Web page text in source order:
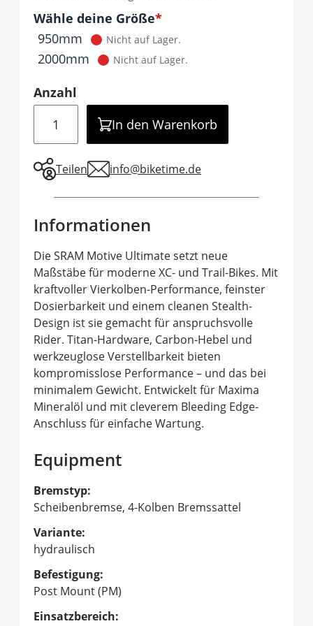
Optionen
Wähle deine Größe
It is required to select one of the available
950mm Nicht auf Lager.
2000mm Nicht auf Lager.
Anzahl
In den Warenkorb
Teilen info@biketime.de
Informationen
Die SRAM Motive Ultimate setzt neue
Maßstäbe für moderne XC- und Trail-Bikes. Mit
kraftvoller Vierkolben-Performance, feinster
Dosierbarkeit und einem cleanen Stealth-
Design ist sie gemacht für anspruchsvolle
Rider. Titan-Hardware, Carbon-Hebel und
werkzeuglose Verstellbarkeit bieten
kompromisslose Performance – und das bei
minimalem Gewicht. Entwickelt für Maxima
Mineralöl und mit cleverem Bleeding Edge-
Anschluss für einfache Wartung.
Equipment
Bremstyp:
Scheibenbremse, 4-Kolben Bremssattel
Variante:
hydraulisch
Befestigung:
Post Mount (PM)
Einsatzbereich: